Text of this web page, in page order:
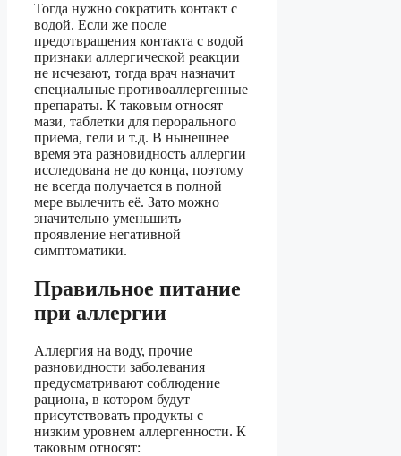
Тогда нужно сократить контакт с
водой. Если же после
предотвращения контакта с водой
признаки аллергической реакции
не исчезают, тогда врач назначит
специальные противоаллергенные
препараты. К таковым относят
мази, таблетки для перорального
приема, гели и т.д. В нынешнее
время эта разновидность аллергии
исследована не до конца, поэтому
не всегда получается в полной
мере вылечить её. Зато можно
значительно уменьшить
проявление негативной
симптоматики.
Правильное питание
при аллергии
Аллергия на воду, прочие
разновидности заболевания
предусматривают соблюдение
рациона, в котором будут
присутствовать продукты с
низким уровнем аллергенности. К
таковым относят: